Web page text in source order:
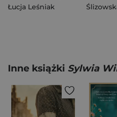
Łucja Leśniak
Inne książki Sylwia